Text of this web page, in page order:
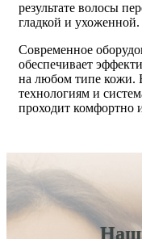
результате волосы
гладкой и ухоженной.
Современное
обеспечивает
на любом типе кожи.
технологиям и
проходит комфортно